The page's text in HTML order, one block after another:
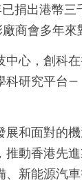
捐出港幣
商會多年來
心，創科
研究平台
和面對的
動香港先
新能源汽